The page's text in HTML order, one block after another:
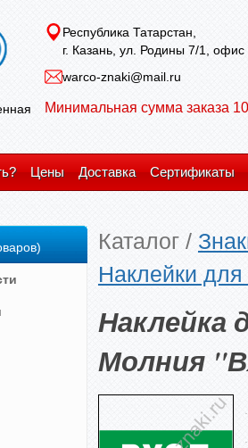
Республика Татарстан,
г. Казань, ул. Родины 7/1, офис
warco-znaki@mail.ru
Минимальная сумма заказа
Цены Доставка Сертификаты
Каталог /
Наклейки
Наклейка
Молния